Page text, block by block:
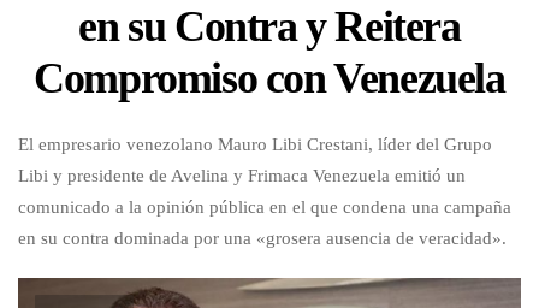
en su Contra y Reitera
Compromiso con Venezuela
El empresario venezolano Mauro Libi Crestani, líder del Grupo
Libi y presidente de Avelina y Frimaca Venezuela emitió un
comunicado a la opinión pública en el que condena una campaña
en su contra dominada por una «grosera ausencia de veracidad».